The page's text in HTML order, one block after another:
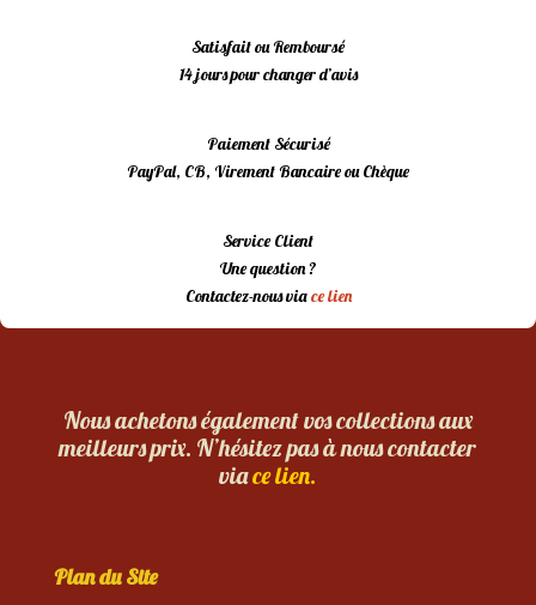
Satisfait ou Remboursé
14 jours pour changer d’avis
Paiement Sécurisé
PayPal, CB, Virement Bancaire ou Chèque
Service Client
Une question ?
Contactez-nous viace lien
Nous achetons également vos collections aux
meilleurs prix. N’hésitez pas à nous contacter
viace lien.
Plan du Site